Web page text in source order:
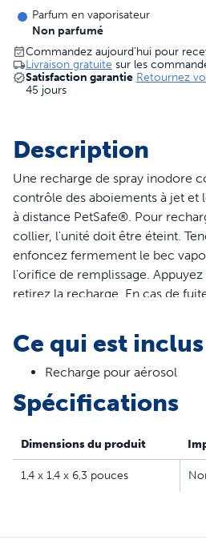
Parfum en vaporisateur
Non parfumé
Commandez aujourd’hui pour
Livraison gratuite sur les
Satisfaction garantie Retournez
45 jours
Description
Une recharge de spray inodore
contrôle des aboiements à jet et
à distance PetSafe®. Pour
collier, l'unité doit être éteint.
enfoncez fermement le bec
l'orifice de remplissage.
retirez la recharge. En cas de
animal mérite ce qu'il y a de
à veiller sur la santé, la sécurité
animaux de compagnie.
Caractéristiques
Recharge de spray –
aboiement à spray et
PetSafe
Ce qui est inclus
Recharge pour aérosol
Spécifications
Dimensions du produit
1,4 x 1,4 x 6,3 pouces